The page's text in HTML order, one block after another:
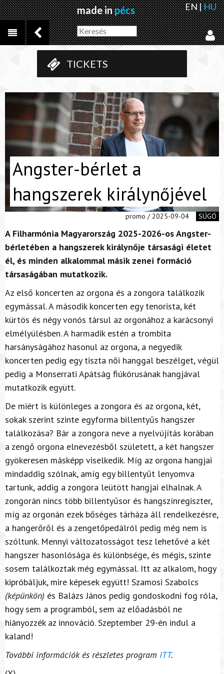
made inpécs EN|HU
TICKETS
Angster-bérlet a
hangszerek királynőjével
promo / 2025-09-04 SÚGÓ
A Filharmónia Magyarország 2025-2026-os Angster-
bérletében a hangszerek királynője társasági életet
él, és minden alkalommal másik zenei formáció
társaságában mutatkozik.
Az első koncerten az orgona és a zongora találkozik
egymással. A második koncerten egy tenorista, két
kürtös és négy vonós társul az orgonához a karácsonyi
elmélyülésben. A harmadik estén a trombita
harsányságához hasonul az orgona, a negyedik
koncerten pedig egy tiszta női hanggal beszélget, végül
pedig a Monserrati Apátság fiúkórusának hangjával
mutatkozik együtt.
De miért is különleges a zongora és az orgona, két,
sokak szerint szinte egyforma billentyűs hangszer
találkozása? Bár a zongora neve a nyelvújítás korában
a zengő orgona elnevezésből született, a két hangszer
gyökeresen másképp viselkedik. Míg az orgona hangjai
mindaddig szólnak, amíg egy billentyűt lenyomva
tartunk, addig a zongora leütött hangjai elhalnak. A
zongorán nincs több billentyűsor és hangszínregiszter,
míg az orgonán ezek bőséges tárháza áll rendelkezésre,
a hangerőről és a zengetőpedálról pedig még nem is
szóltunk. Mennyi változatosságot tesz lehetővé a két
hangszer hasonlósága és különbsége, és mégis, szinte
sosem találkoztak még egymással. Itt az alkalom, hogy
kipróbáljuk, mire képesek együtt! Szamosi Szabolcs
(képünkön) és Balázs János pedig gondoskodni fog róla,
hogy sem a programból, sem az előadásból ne
hiányozzék az innováció. Szeptember 29-én indul a
kaland!
További információk és részletes program ITT.